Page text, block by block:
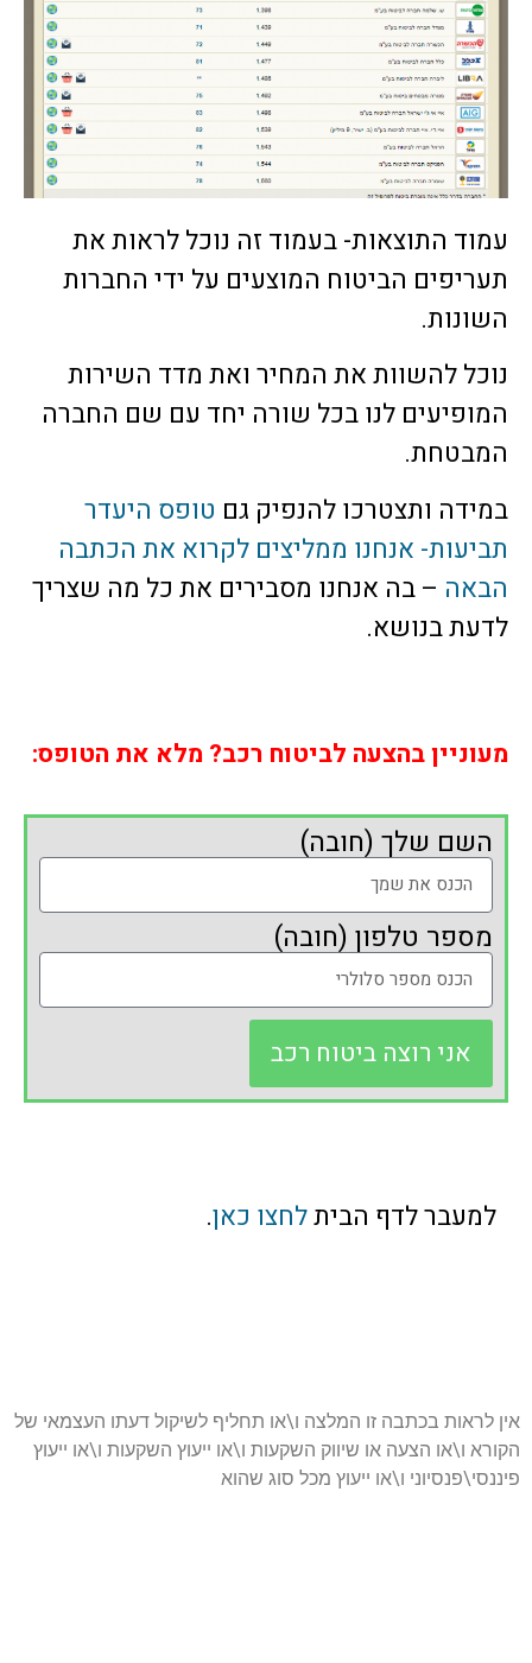
עמוד התוצאות- בעמוד זה נוכל לראות את
תעריפים הביטוח המוצעים על ידי החברות
השונות.
נוכל להשוות את המחיר ואת מדד השירות
המופיעים לנו בכל שורה יחד עם שם החברה
המבטחת.
במידה ותצטרכו להנפיק גם טופס היעדר
תביעות- אנחנו ממליצים לקרוא את הכתבה
הבאה – בה אנחנו מסבירים את כל מה שצריך
לדעת בנושא.
מעוניין בהצעה לביטוח רכב? מלא את הטופס:
השם שלך (חובה)
מספר טלפון (חובה)
אני רוצה ביטוח רכב
למעבר לדף הביתלחצו כאן.
אין לראות בכתבה זו המלצה ו\או תחליף לשיקול דעתו העצמאי של
הקורא ו\או הצעה או שיווק השקעות ו\או ייעוץ השקעות ו\או ייעוץ
פיננסי\פנסיוני ו\או ייעוץ מכל סוג שהוא